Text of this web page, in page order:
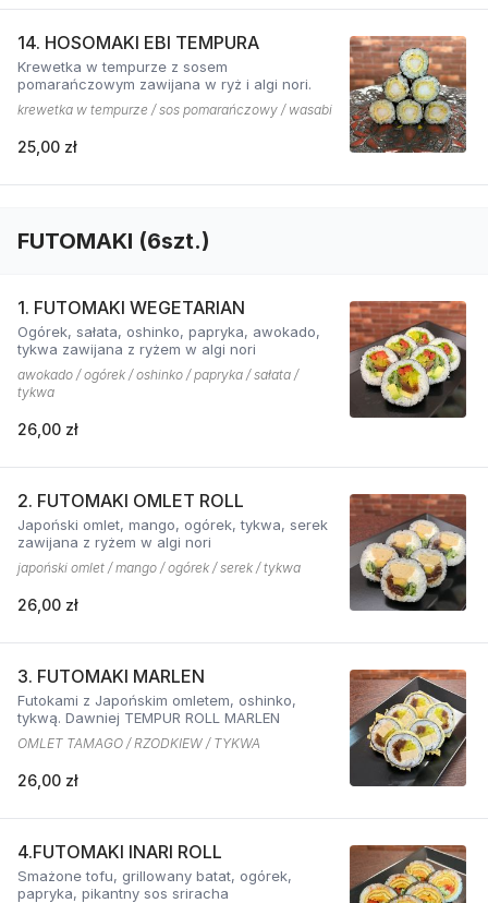
14. HOSOMAKI EBI TEMPURA
Krewetka w tempurze z sosem
pomarańczowym zawijana w ryż i algi nori.
krewetka w tempurze / sos pomarańczowy / wasabi
25,00 zł
FUTOMAKI (6szt.)
1. FUTOMAKI WEGETARIAN
Ogórek, sałata, oshinko, papryka, awokado,
tykwa zawijana z ryżem w algi nori
awokado / ogórek / oshinko / papryka / sałata /
tykwa
26,00 zł
2. FUTOMAKI OMLET ROLL
Japoński omlet, mango, ogórek, tykwa, serek
zawijana z ryżem w algi nori
japoński omlet / mango / ogórek / serek / tykwa
26,00 zł
3. FUTOMAKI MARLEN
Futokami z Japońskim omletem, oshinko,
tykwą. Dawniej TEMPUR ROLL MARLEN
OMLET TAMAGO / RZODKIEW / TYKWA
26,00 zł
4.FUTOMAKI INARI ROLL
Smażone tofu, grillowany batat, ogórek,
papryka, pikantny sos sriracha